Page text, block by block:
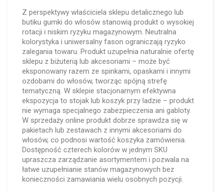
Z perspektywy właściciela sklepu detalicznego lub
butiku gumki do włosów stanowią produkt o wysokiej
rotacji i niskim ryzyku magazynowym. Neutralna
kolorystyka i uniwersalny fason ograniczają ryzyko
zalegania towaru. Produkt uzupełnia naturalnie ofertę
sklepu z biżuterią lub akcesoriami – może być
eksponowany razem ze spinkami, opaskami i innymi
ozdobami do włosów, tworząc spójną strefę
tematyczną. W sklepie stacjonarnym efektywna
ekspozycja to stojak lub koszyk przy ladzie – produkt
nie wymaga specjalnego zabezpieczenia ani gabloty.
W sprzedaży online produkt dobrze sprawdza się w
pakietach lub zestawach z innymi akcesoriami do
włosów, co podnosi wartość koszyka zamówienia.
Dostępność czterech kolorów w jednym SKU
upraszcza zarządzanie asortymentem i pozwala na
łatwe uzupełnianie stanów magazynowych bez
konieczności zamawiania wielu osobnych pozycji.